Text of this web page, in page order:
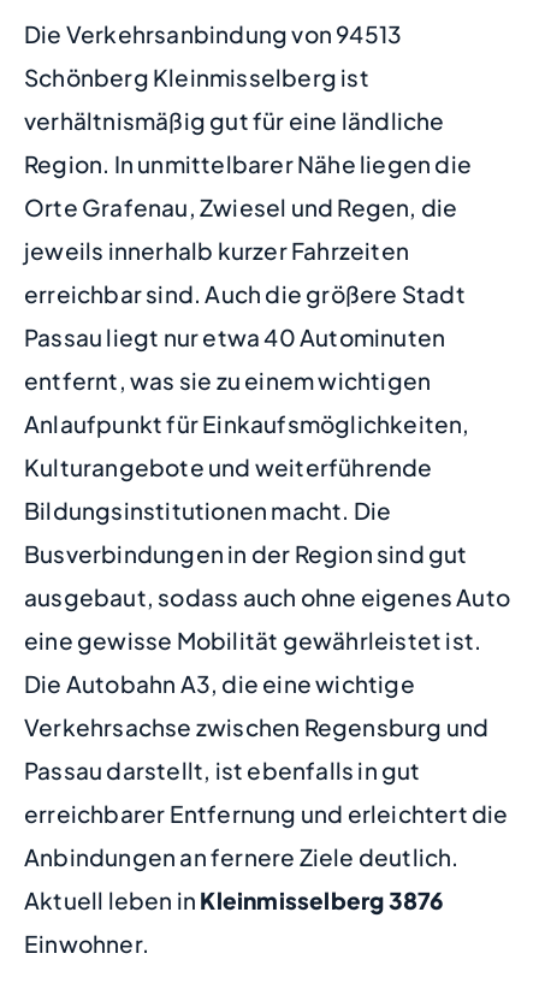
Die Verkehrsanbindung von 94513
Schönberg Kleinmisselberg ist
verhältnismäßig gut für eine ländliche
Region. In unmittelbarer Nähe liegen die
Orte Grafenau, Zwiesel und Regen, die
jeweils innerhalb kurzer Fahrzeiten
erreichbar sind. Auch die größere Stadt
Passau liegt nur etwa 40 Autominuten
entfernt, was sie zu einem wichtigen
Anlaufpunkt für Einkaufsmöglichkeiten,
Kulturangebote und weiterführende
Bildungsinstitutionen macht. Die
Busverbindungen in der Region sind gut
ausgebaut, sodass auch ohne eigenes Auto
eine gewisse Mobilität gewährleistet ist.
Die Autobahn A3, die eine wichtige
Verkehrsachse zwischen Regensburg und
Passau darstellt, ist ebenfalls in gut
erreichbarer Entfernung und erleichtert die
Anbindungen an fernere Ziele deutlich.
Aktuell leben in Kleinmisselberg3876
Einwohner.